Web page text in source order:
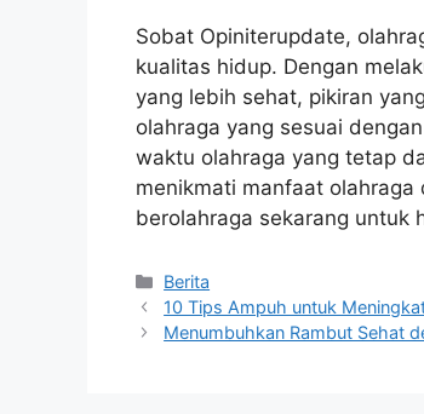
Sobat Opiniterupdate,
kualitas hidup. Dengan
yang lebih sehat, pikiran
olahraga yang sesuai
waktu olahraga yang tetap
menikmati manfaat olahraga
berolahraga sekarang untuk
Categories
Berita
10 Tips Ampuh untuk
Menumbuhkan Rambut Sehat